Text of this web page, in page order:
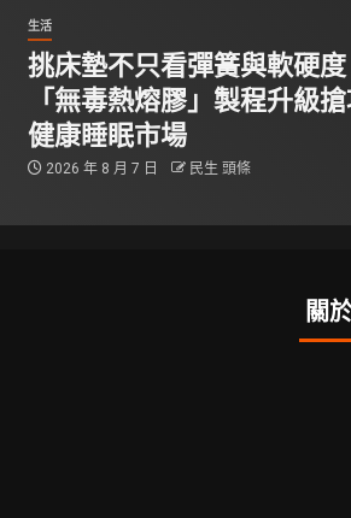
生活
挑床墊不只看彈簧與軟硬度
「無毒熱熔膠」製程升級
健康睡眠市場
2026 年 8 月 7 日 民生 頭條
關